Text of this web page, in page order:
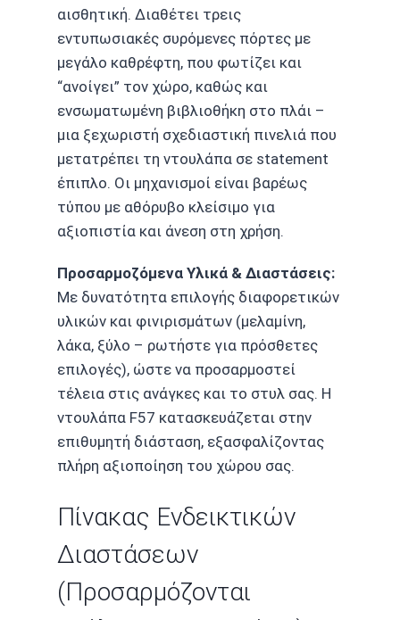
αισθητική. Διαθέτει τρεις
εντυπωσιακές συρόμενες πόρτες με
μεγάλο καθρέφτη, που φωτίζει και
“ανοίγει” τον χώρο, καθώς και
ενσωματωμένη βιβλιοθήκη στο πλάι –
μια ξεχωριστή σχεδιαστική πινελιά που
μετατρέπει τη ντουλάπα σε statement
έπιπλο. Οι μηχανισμοί είναι βαρέως
τύπου με αθόρυβο κλείσιμο για
αξιοπιστία και άνεση στη χρήση.
Προσαρμοζόμενα Υλικά & Διαστάσεις:
Με δυνατότητα επιλογής διαφορετικών
υλικών και φινιρισμάτων (μελαμίνη,
λάκα, ξύλο – ρωτήστε για πρόσθετες
επιλογές), ώστε να προσαρμοστεί
τέλεια στις ανάγκες και το στυλ σας. Η
ντουλάπα F57 κατασκευάζεται στην
επιθυμητή διάσταση, εξασφαλίζοντας
πλήρη αξιοποίηση του χώρου σας.
Πίνακας Ενδεικτικών
Διαστάσεων
(Προσαρμόζονται